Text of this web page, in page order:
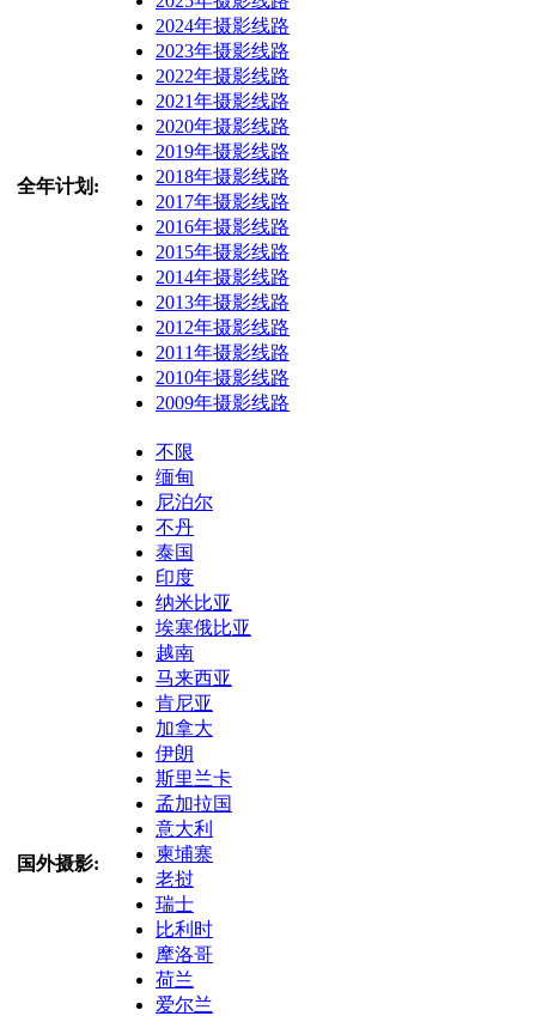
全年计划:
2024年摄影线路
2023年摄影线路
2022年摄影线路
2021年摄影线路
2020年摄影线路
2019年摄影线路
2018年摄影线路
2017年摄影线路
2016年摄影线路
2015年摄影线路
2014年摄影线路
2013年摄影线路
2012年摄影线路
2011年摄影线路
2010年摄影线路
2009年摄影线路
国外摄影:
不限
缅甸
尼泊尔
不丹
泰国
印度
纳米比亚
埃塞俄比亚
越南
马来西亚
肯尼亚
加拿大
伊朗
斯里兰卡
孟加拉国
意大利
柬埔寨
老挝
瑞士
比利时
摩洛哥
荷兰
爱尔兰